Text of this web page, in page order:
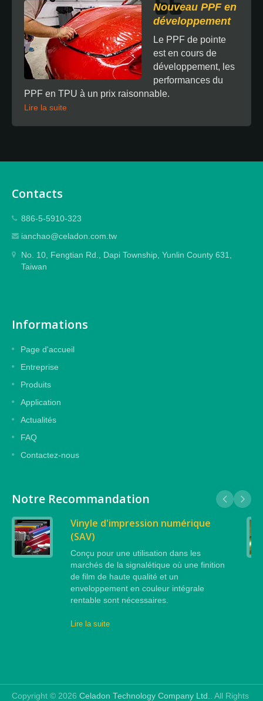
Nouveau PPF en
développement
Le PPF de pointe
est en cours de
développement, les
performances du
PPF en TPU à un prix raisonnable.
Lire la suite
Contacts
886-5-5910-323
ianchao@celadon.com.tw
No. 10, Fengtian Rd., Dapi Township, Yunlin County 631,
Taiwan
Informations
Page d'accueil
Entreprise
Produits
Application
Actualités
FAQ
Contactez-nous
Notre Recommandation
Vinyle d'impression numérique
(SAV)
Conçu pour une utilisation dans les
marchés de la signalétique où une finition
de film de haute qualité et un
enveloppement en couleur intégrale
rentable sont nécessaires.
Lire la suite
Copyright © 2026 Celadon Technology Company Ltd.. All Rights